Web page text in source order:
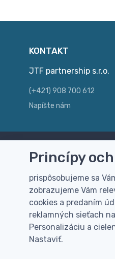
KONTAKT
JTF partnership s.r.o.
(+421) 908 700 612
Napíšte nám
Doprava
100 EUR (bez DPH)
Princípy
prispôsobujeme sa
zobrazujeme Vám
cookies a predaním
reklamných sieťach
Personalizáciu a
Nastaviť.